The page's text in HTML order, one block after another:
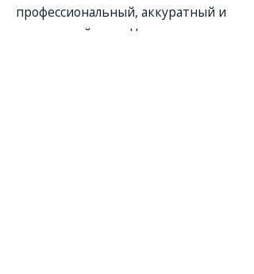
профессиональный, аккуратный и
деликатный врач. На приеме она